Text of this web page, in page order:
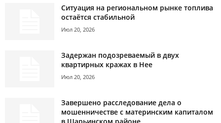
Ситуация на региональном рынке топлива
остаётся стабильной
Июл 20, 2026
Задержан подозреваемый в двух
квартирных кражах в Нее
Июл 20, 2026
Завершено расследование дела о
мошенничестве с материнским капиталом
в Шарьинском районе